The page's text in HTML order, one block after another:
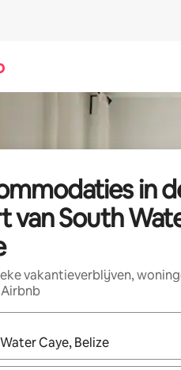
in
van South
vakantieverblijven,
er resultaten beschikbaar zijn,